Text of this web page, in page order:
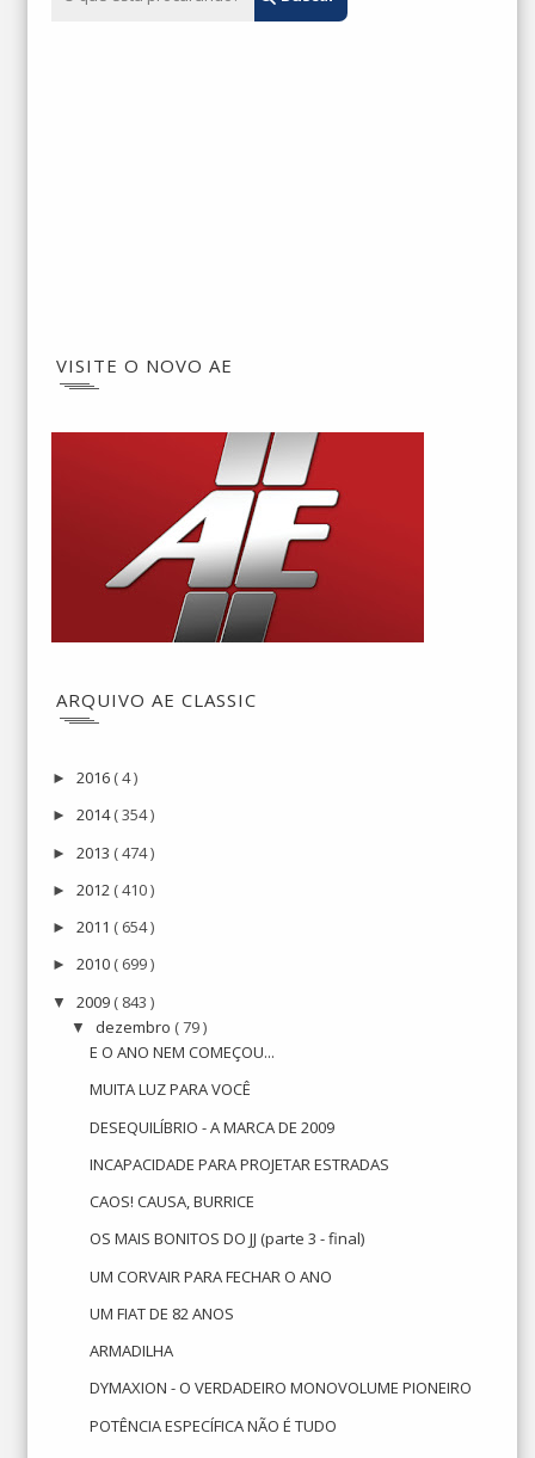
VISITE O NOVO AE
ARQUIVO AE CLASSIC
► 2016 ( 4 )
► 2014( 354 )
► 2013 ( 474 )
► 2012 ( 410 )
► 2011 ( 654 )
► 2010 ( 699 )
▼ 2009 ( 843 )
▼ dezembro ( 79 )
E O ANO NEM COMEÇOU...
MUITA LUZ PARA VOCÊ
DESEQUILÍBRIO - A MARCA DE 2009
INCAPACIDADE PARA PROJETAR ESTRADAS
CAOS! CAUSA, BURRICE
OS MAIS BONITOS DO JJ (parte 3 - final)
UM CORVAIR PARA FECHAR O ANO
UM FIAT DE 82 ANOS
ARMADILHA
DYMAXION - O VERDADEIRO MONOVOLUME PIONEIRO
POTÊNCIA ESPECÍFICA NÃO É TUDO